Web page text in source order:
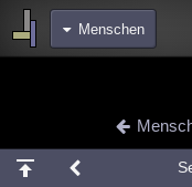
Menschen
Diskussionen
Chat Wiki
meine Rubriken